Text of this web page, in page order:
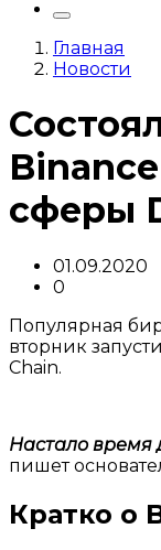
Главная
Новости
сферы
01.09.2020
0
Популярная
вторник
Chain.
Настало время
пишет
Кратко о